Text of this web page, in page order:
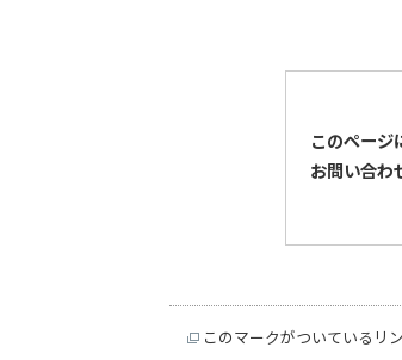
このページ
お問い合わ
このマークがついているリ